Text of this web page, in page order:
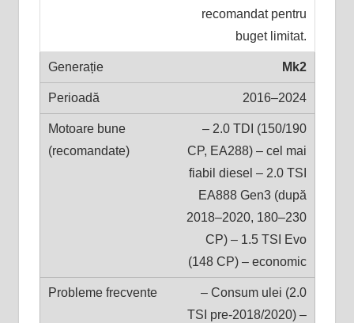
recomandat pentru
buget limitat.
Mk2
2016–2024
– 2.0 TDI (150/190
CP, EA288) – cel mai
fiabil diesel – 2.0 TSI
EA888 Gen3 (după
2018–2020, 180–230
CP) – 1.5 TSI Evo
(148 CP) – economic
– Consum ulei (2.0
TSI pre-2018/2020) –